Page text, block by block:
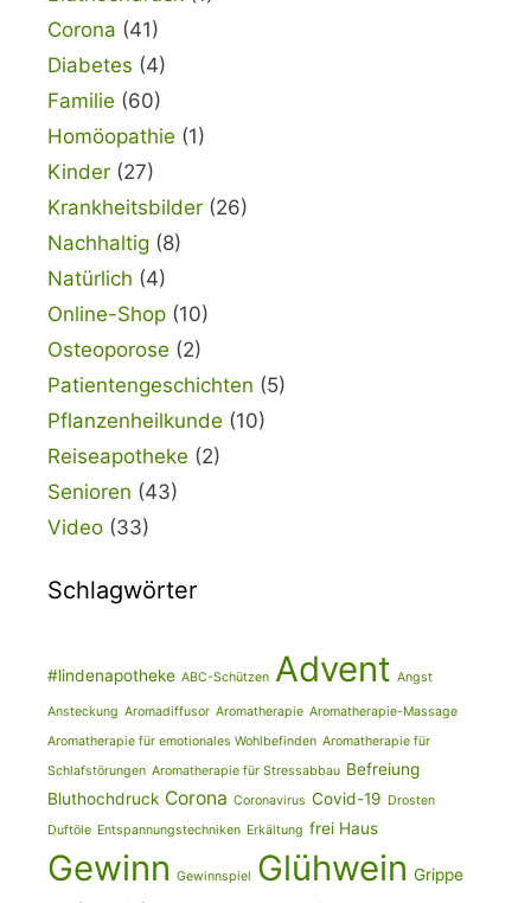
Corona (41)
Diabetes (4)
Familie (60)
Homöopathie (1)
Kinder (27)
Krankheitsbilder (26)
Nachhaltig (8)
Natürlich (4)
Online-Shop (10)
Osteoporose (2)
Patientengeschichten (5)
Pflanzenheilkunde (10)
Reiseapotheke (2)
Senioren (43)
Video (33)
Schlagwörter
#lindenapotheke ABC-Schützen Advent Angst
Ansteckung Aromadiffusor Aromatherapie Aromatherapie-Massage
Aromatherapie für emotionales Wohlbefinden Aromatherapie für
Schlafstörungen Aromatherapie für Stressabbau Befreiung
Bluthochdruck Corona Coronavirus Covid-19 Drosten
Duftöle Entspannungstechniken Erkältung frei Haus
Gewinn Gewinnspiel Glühwein Grippe